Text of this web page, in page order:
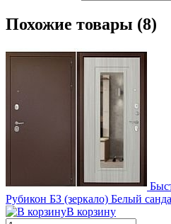
Похожие товары (8)
Рубикон БЗ (зеркало) Белый
В корзину